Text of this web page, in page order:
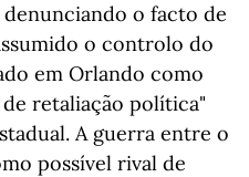
denunciando o facto de
o controlo do
em Orlando como
retaliação política"
A guerra entre o
possível rival de